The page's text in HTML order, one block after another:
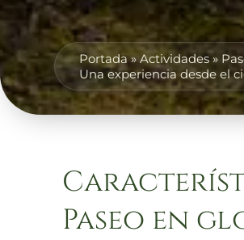
Portada»Actividades»
Una experiencia desde el
Paseo en